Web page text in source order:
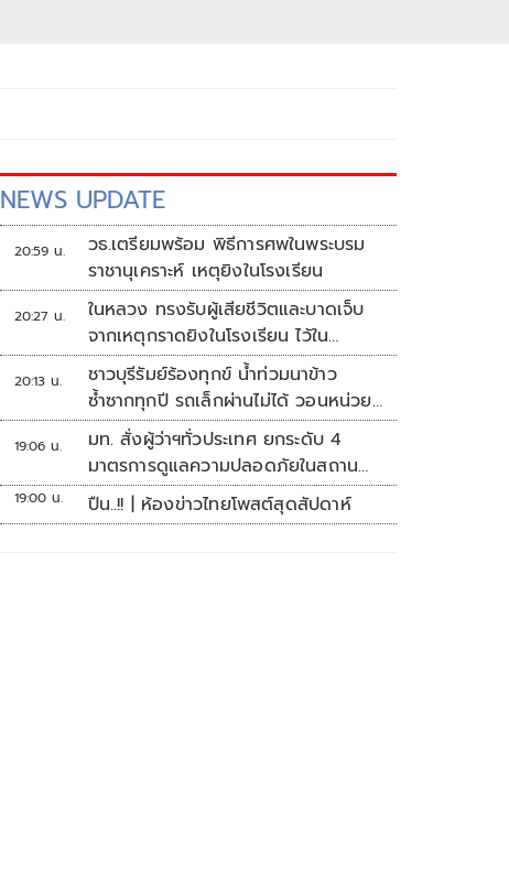
NEWS UPDATE
20:59 น.
วธ.เตรียมพร้อม พิธีการศพในพระบรม
ราชานุเคราะห์ เหตุยิงในโรงเรียน
20:27 น.
ในหลวง ทรงรับผู้เสียชีวิตและบาดเจ็บ
จากเหตุกราดยิงในโรงเรียน ไว้ใน
พระบรมราชานุเคราะห์
20:13 น.
ชาวบุรีรัมย์ร้องทุกข์ น้ำท่วมนาข้าว
ซ้ำซากทุกปี รถเล็กผ่านไม่ได้ วอนหน่วย
งานเร่งแก้ไข
19:06 น.
มท. สั่งผู้ว่าฯทั่วประเทศ ยกระดับ 4
มาตรการดูแลความปลอดภัยในสถาน
ศึกษา
19:00 น. ปืน..!! | ห้องข่าวไทยโพสต์สุดสัปดาห์